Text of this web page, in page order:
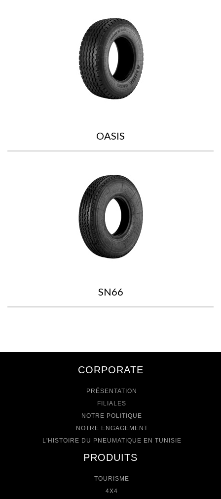
OASIS
SN66
CORPORATE
PRÉSENTATION
FILIALES
NOTRE POLITIQUE
NOTRE ENGAGEMENT
L'HISTOIRE DU PNEUMATIQUE EN TUNISIE
PRODUITS
TOURISME
4X4